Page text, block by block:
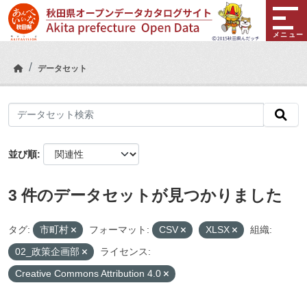
Skip to main content
メニュー
データセット
並び順
3 件のデータセットが見つかりました
タグ: 市町村 フォーマット: CSV XLSX
組織:
02_政策企画部
ライセンス:
Creative Commons Attribution 4.0